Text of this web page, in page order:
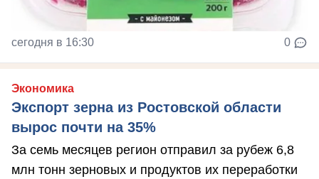
сегодня в 16:30 0
Экономика
Экспорт зерна из Ростовской области
вырос почти на 35%
За семь месяцев регион отправил за рубеж 6,8
млн тонн зерновых и продуктов их переработки